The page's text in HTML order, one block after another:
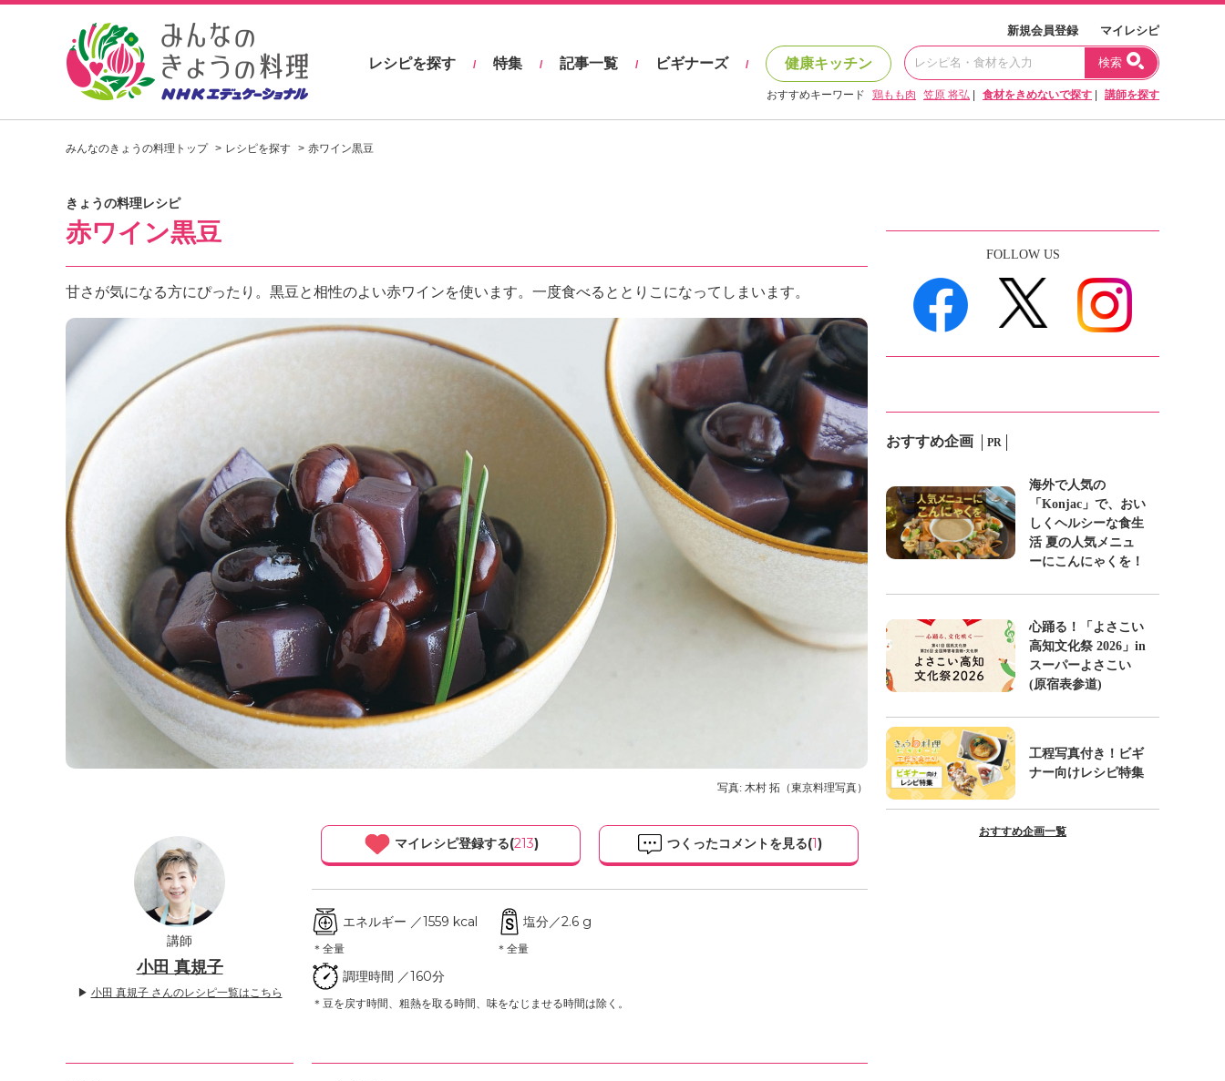
し
見
つ
け
よ
う
デ
ュ
ケ
ー
シ
ョ
ナ
「
み
の
き
ょ
新規会員登録 マイレシピ
レシピを探す / 特集 / 記事一覧 / ビギナーズ / 健康キッチン 検索
おすすめキーワード 鶏もも肉 笠原 将弘 食材をきめないで探す 講師を探す
みんなのきょうの料理トップ レシピを探す 赤ワイン黒豆
きょうの料理レシピ
赤ワイン黒豆
甘さが気になる方にぴったり。黒豆と相性のよい赤ワインを使います。一度食べるととりこになってしまいます。
写真: 木村 拓（東京料理写真）
講師
小田 真規子
▶ 小田 真規子 さんのレシピ一覧はこちら
マイレシピ登録する(213) つくったコメントを見る(1)
エネルギー ／1559 kcal
＊全量
塩分／2.6 g
＊全量
調理時間 ／160分
＊豆を戻す時間、粗熱を取る時間、味をなじませる時間は除く。
FOLLOW US
おすすめ企画 PR
海外で人気の
「Konjac」で、おい
しくヘルシーな食生
活 夏の人気メニュ
ーにこんにゃくを！
心踊る！「よさこい
高知文化祭 2026」in
スーパーよさこい
(原宿表参道)
工程写真付き！ビギ
ナー向けレシピ特集
おすすめ企画一覧